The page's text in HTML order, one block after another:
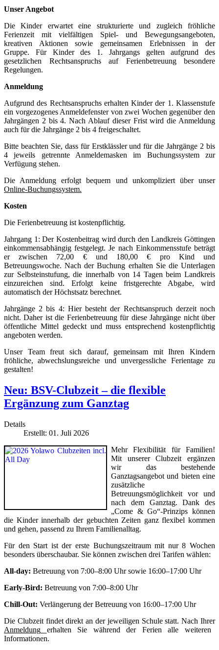
Unser Angebot
Die Kinder erwartet eine strukturierte und zugleich fröhliche
Ferienzeit mit vielfältigen Spiel- und Bewegungsangeboten,
kreativen Aktionen sowie gemeinsamen Erlebnissen in der
Gruppe. Für Kinder des 1. Jahrgangs gelten aufgrund des
gesetzlichen Rechtsanspruchs auf Ferienbetreuung besondere
Regelungen.
Anmeldung
Aufgrund des Rechtsanspruchs erhalten Kinder der 1. Klassenstufe
ein vorgezogenes Anmeldefenster von zwei Wochen gegenüber den
Jahrgängen 2 bis 4. Nach Ablauf dieser Frist wird die Anmeldung
auch für die Jahrgänge 2 bis 4 freigeschaltet.
Bitte beachten Sie, dass für Erstklässler und für die Jahrgänge 2 bis
4 jeweils getrennte Anmeldemasken im Buchungssystem zur
Verfügung stehen.
Die Anmeldung erfolgt bequem und unkompliziert über unser
Online-Buchungssystem.
Kosten
Die Ferienbetreuung ist kostenpflichtig.
Jahrgang 1: Der Kostenbeitrag wird durch den Landkreis Göttingen
einkommensabhängig festgelegt. Je nach Einkommensstufe beträgt
er zwischen 72,00 € und 180,00 € pro Kind und
Betreuungswoche. Nach der Buchung erhalten Sie die Unterlagen
zur Selbsteinstufung, die innerhalb von 14 Tagen beim Landkreis
einzureichen sind. Erfolgt keine fristgerechte Abgabe, wird
automatisch der Höchstsatz berechnet.
Jahrgänge 2 bis 4: Hier besteht der Rechtsanspruch derzeit noch
nicht. Daher ist die Ferienbetreuung für diese Jahrgänge nicht über
öffentliche Mittel gedeckt und muss entsprechend kostenpflichtig
angeboten werden.
Unser Team freut sich darauf, gemeinsam mit Ihren Kindern
fröhliche, abwechslungsreiche und unvergessliche Ferientage zu
gestalten!
Neu: BSV-Clubzeit – die flexible
Ergänzung zum Ganztag
Details
Erstellt: 01. Juli 2026
Mehr Flexibilität für Familien!
Mit unserer Clubzeit ergänzen
wir das bestehende
Ganztagsangebot und bieten eine
zusätzliche
Betreuungsmöglichkeit vor und
nach dem Ganztag. Dank des
„Come & Go“-Prinzips können
die Kinder innerhalb der gebuchten Zeiten ganz flexibel kommen
und gehen, passend zu Ihrem Familienalltag.
Für den Start ist der erste Buchungszeitraum mit nur 8 Wochen
besonders überschaubar. Sie können zwischen drei Tarifen wählen:
All-day: Betreuung von 7:00–8:00 Uhr sowie 16:00–17:00 Uhr
Early-Bird: Betreuung von 7:00–8:00 Uhr
Chill-Out: Verlängerung der Betreuung von 16:00–17:00 Uhr
Die Clubzeit findet direkt an der jeweiligen Schule statt. Nach Ihrer
Anmeldung
erhalten Sie während der Ferien alle weiteren
Informationen.